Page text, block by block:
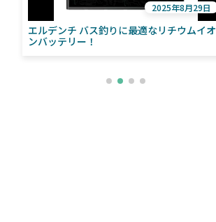
エルデンチ バス釣りに最適なリチウムイオ
ンバッテリー！
2025年8月29日